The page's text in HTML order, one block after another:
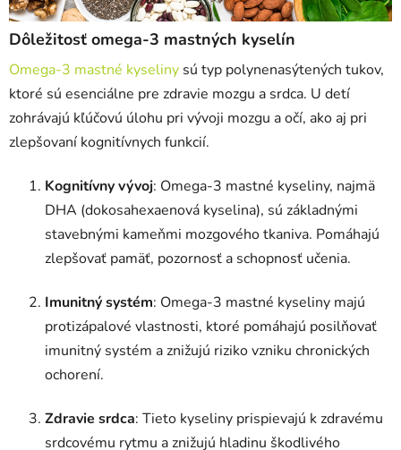
Dôležitosť omega-3 mastných kyselín
Omega-3 mastné kyseliny sú typ polynenasýtených tukov,
ktoré sú esenciálne pre zdravie mozgu a srdca. U detí
zohrávajú kľúčovú úlohu pri vývoji mozgu a očí, ako aj pri
zlepšovaní kognitívnych funkcií.
Kognitívny vývoj: Omega-3 mastné kyseliny, najmä
DHA (dokosahexaenová kyselina), sú základnými
stavebnými kameňmi mozgového tkaniva. Pomáhajú
zlepšovať pamäť, pozornosť a schopnosť učenia.
Imunitný systém: Omega-3 mastné kyseliny majú
protizápalové vlastnosti, ktoré pomáhajú posilňovať
imunitný systém a znižujú riziko vzniku chronických
ochorení.
Zdravie srdca: Tieto kyseliny prispievajú k zdravému
srdcovému rytmu a znižujú hladinu škodlivého